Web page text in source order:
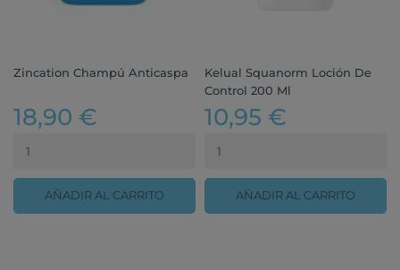
Zincation Champú Anticaspa
18,90 €
AÑADIR AL CARRITO
Kelual Squanorm Loción De
Control 200 Ml
10,95 €
AÑADIR AL CARRITO